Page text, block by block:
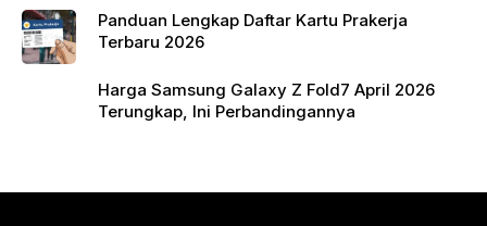
Panduan Lengkap Daftar Kartu Prakerja
Terbaru 2026
Harga Samsung Galaxy Z Fold7 April 2026
Terungkap, Ini Perbandingannya